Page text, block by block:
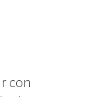
con